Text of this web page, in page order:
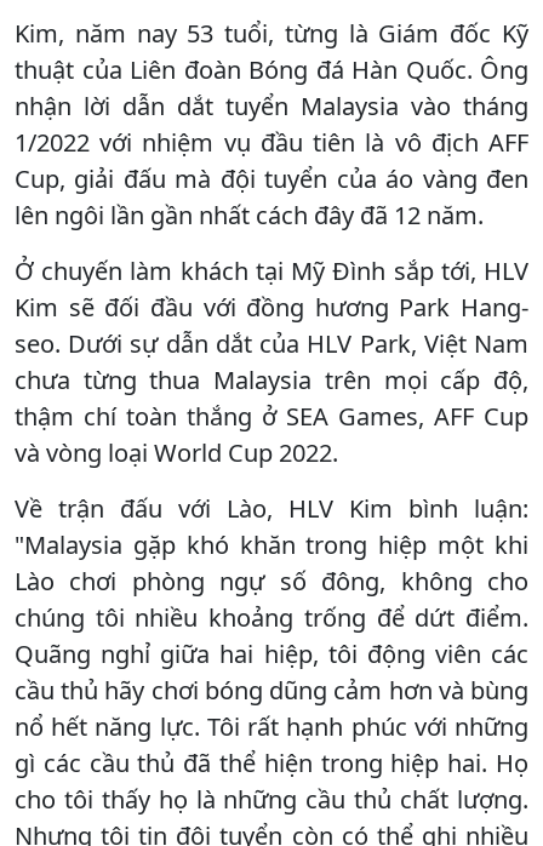
Kim, năm nay 53 tuổi, từng là Giám đốc Kỹ
thuật của Liên đoàn Bóng đá Hàn Quốc. Ông
nhận lời dẫn dắt tuyển Malaysia vào tháng
1/2022 với nhiệm vụ đầu tiên là vô địch AFF
Cup, giải đấu mà đội tuyển của áo vàng đen
lên ngôi lần gần nhất cách đây đã 12 năm.
Ở chuyến làm khách tại Mỹ Đình sắp tới, HLV
Kim sẽ đối đầu với đồng hương Park Hang-
seo. Dưới sự dẫn dắt của HLV Park, Việt Nam
chưa từng thua Malaysia trên mọi cấp độ,
thậm chí toàn thắng ở SEA Games, AFF Cup
và vòng loại World Cup 2022.
Về trận đấu với Lào, HLV Kim bình luận:
"Malaysia gặp khó khăn trong hiệp một khi
Lào chơi phòng ngự số đông, không cho
chúng tôi nhiều khoảng trống để dứt điểm.
Quãng nghỉ giữa hai hiệp, tôi động viên các
cầu thủ hãy chơi bóng dũng cảm hơn và bùng
nổ hết năng lực. Tôi rất hạnh phúc với những
gì các cầu thủ đã thể hiện trong hiệp hai. Họ
cho tôi thấy họ là những cầu thủ chất lượng.
Nhưng tôi tin đội tuyển còn có thể ghi nhiều